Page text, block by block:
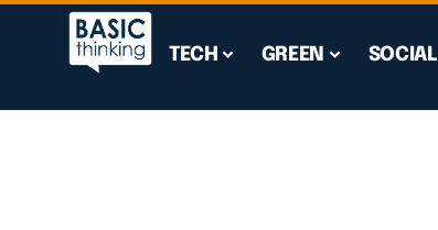
TECH GREEN SOCIAL